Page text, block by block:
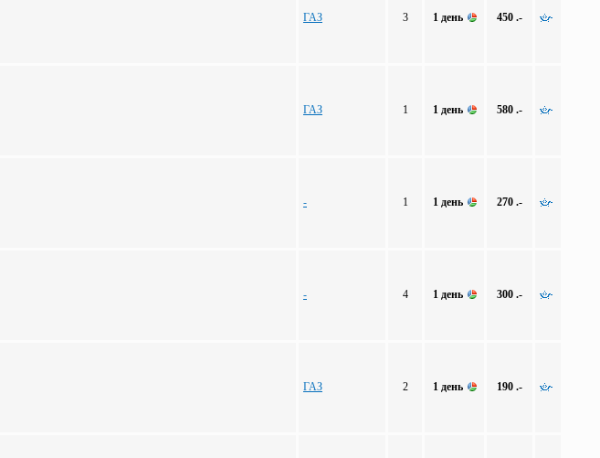
ГАЗ 3 1 день 450 .-
ГАЗ 1 1 день 580 .-
- 1 1 день 270 .-
- 4 1 день 300 .-
ГАЗ 2 1 день 190 .-